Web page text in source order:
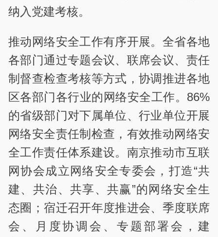
纳入党建考核。
推动网络安全工作有序开展。全省各地
各部门通过专题会议、联席会议、责任
制督查检查考核等方式，协调推进各地
区各部门各行业的网络安全工作。86%
的省级部门对下属单位、行业单位开展
网络安全责任制检查，有效推动网络安
全工作责任体系建设。南京推动市互联
网协会成立网络安全专委会，打造“共
建、共治、共享、共赢”的网络安全生
态圈；宿迁召开年度推进会、季度联席
会、月度协调会、专题部署会，建